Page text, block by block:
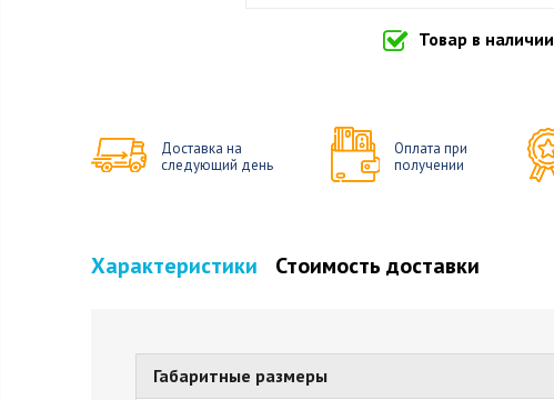
Товар в наличии
Доставка на
следующий день
Оплата при
получении
Характеристики Стоимость доставки
Габаритные размеры